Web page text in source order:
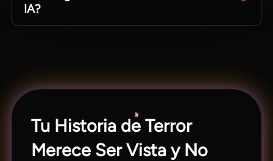
IA?
Tu Historia de Terror
Merece Ser Vista y No